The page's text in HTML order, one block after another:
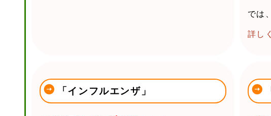
では
詳し
「インフルエンザ」